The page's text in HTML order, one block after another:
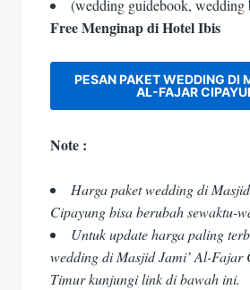
(wedding guidebook, wedding
Free Menginap di Hotel Ibis
PESAN PAKET WEDDING DI
AL-FAJAR
Note :
Harga paket wedding di
Cipayung bisa berubah sewaktu-
Untuk update harga paling
wedding di Masjid Jami’ Al-Fajar
Timur kunjungi link di bawah ini.